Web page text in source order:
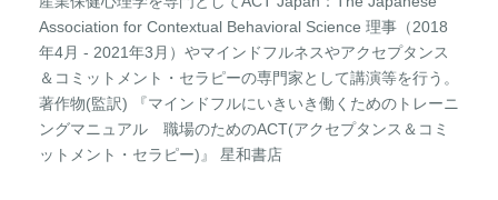
Association for Contextual Behavioral Science 理事（2018
年4月 - 2021年3月）やマインドフルネスやアクセプタンス
＆コミットメント・セラピーの専門家として講演等を行う。
著作物(監訳) 『マインドフルにいきいき働くためのトレーニ
ングマニュアル 職場のためのACT(アクセプタンス＆コミ
ットメント・セラピー)』 星和書店